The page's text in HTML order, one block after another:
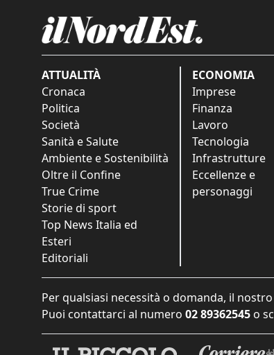
ATTUALITÀ
Cronaca
Politica
Società
Sanità e Salute
Ambiente e Sostenibilità
Oltre il Confine
True Crime
Storie di sport
Top News Italia ed
Esteri
Editoriali
ECONOMIA
Imprese
Finanza
Lavoro
Tecnologia
Infrastrutture
Eccellenze e
personaggi
Per qualsiasi necessità o domanda, il
Puoi contattarci al numero 02 89362545 o